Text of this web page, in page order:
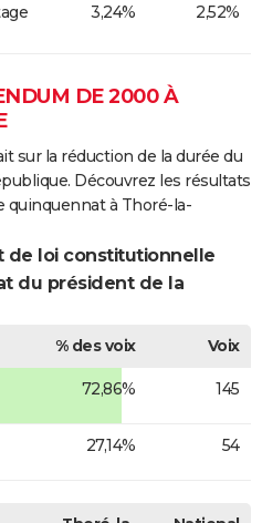
3,24% 2,52%
DE 2000 À
sur la réduction de la durée du
Découvrez les résultats
quinquennat à Thoré-la-
de loi constitutionnelle
du président de la
% des voix
Voix
72,86% 145
27,14% 54